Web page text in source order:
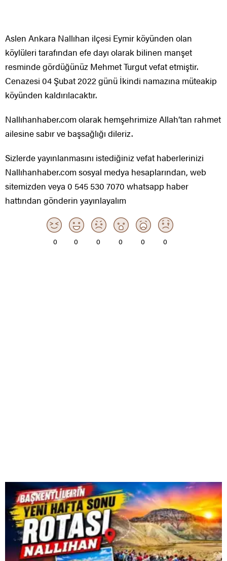
Aslen Ankara Nallıhan ilçesi Eymir köyünden olan
köylüleri tarafından efe dayı olarak bilinen manşet
resminde gördüğünüz Mehmet Turgut vefat etmiştir.
Cenazesi 04 Şubat 2022 günü İkindi namazına müteakip
köyünden kaldırılacaktır.
Nallıhanhaber.com olarak hemşehrimize Allah’tan rahmet
ailesine sabır ve başsağlığı dileriz.
Sizlerde yayınlanmasını istediğiniz vefat haberlerinizi
Nallıhanhaber.com sosyal medya hesaplarından, web
sitemizden veya 0 545 530 7070 whatsapp haber
hattından gönderin yayınlayalım
0 0 0 0 0 0